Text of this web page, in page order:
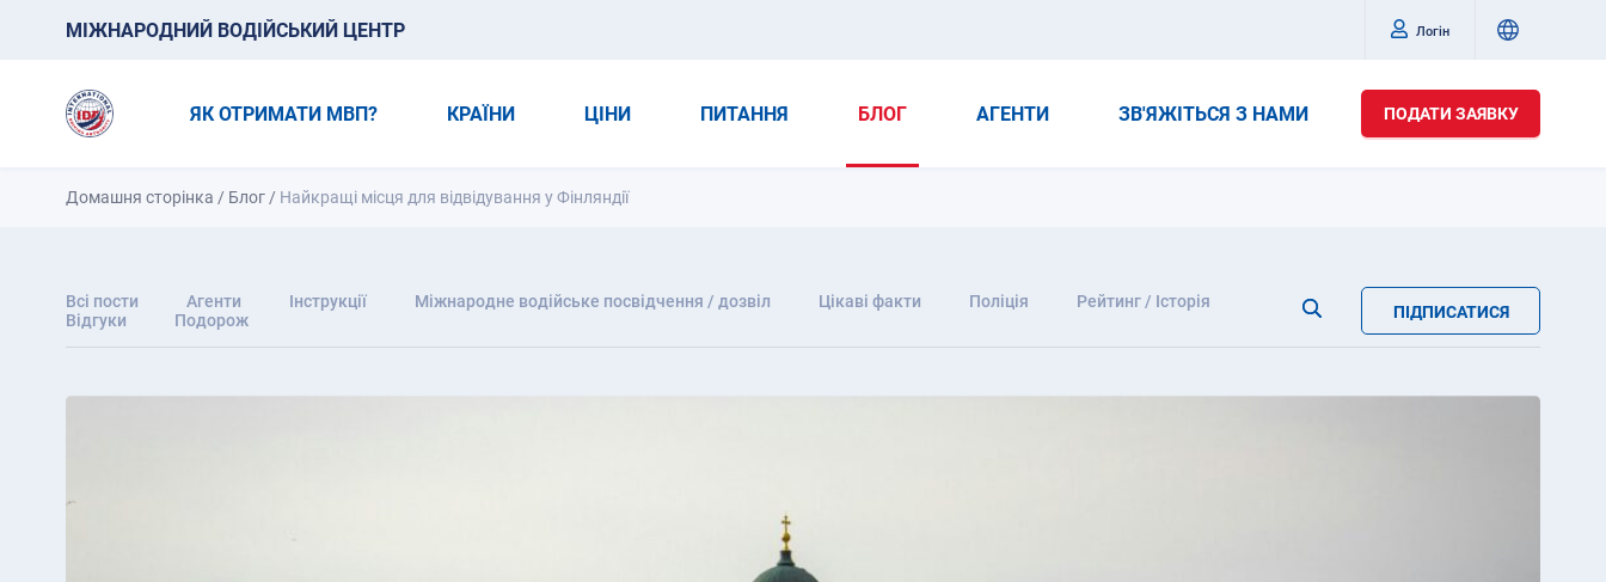
МІЖНАРОДНИЙ ВОДІЙСЬКИЙ ЦЕНТР Логін
ЯК ОТРИМАТИ МВП? КРАЇНИ ЦІНИ ПИТАННЯ БЛОГ АГЕНТИ ЗВ'ЯЖІТЬСЯ З НАМИ ПОДАТИ ЗАЯВКУ
Домашня сторінка / Блог / Найкращі місця для відвідування у Фінляндії
Всі пости Агенти Інструкції Міжнародне водійське посвідчення / дозвіл Цікаві факти Поліція
Рейтинг / Історія
Відгуки
Подорож ПІДПИСАТИСЯ